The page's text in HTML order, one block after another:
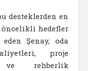
desteklerden en
öncelikli hedefler
Şenay, oda
proje
ve rehberlik